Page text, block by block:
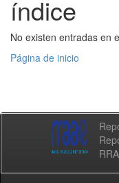
índice
No existen entradas en
Página de inicio